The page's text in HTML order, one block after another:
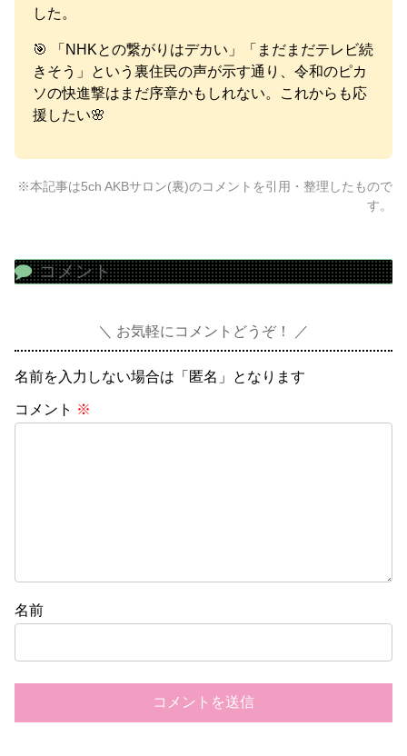
した。
🎯 「NHKとの繋がりはデカい」「まだまだテレビ続
きそう」という裏住民の声が示す通り、令和のピカ
ソの快進撃はまだ序章かもしれない。これからも応
援したい🌸
※本記事は5ch AKBサロン(裏)のコメントを引用・整理したもので
す。
コメント
お気軽にコメントどうぞ！
名前を入力しない場合は「匿名」となります
コメント ※
名前